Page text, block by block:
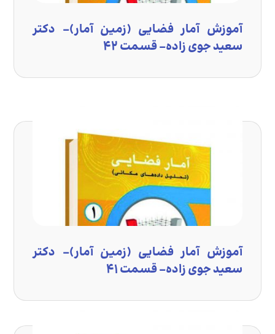
آموزش آمار فضایی (زمین آمار)- دکتر
سعید جوی زاده- قسمت ۴۲
آموزش آمار فضایی (زمین آمار)- دکتر
سعید جوی زاده- قسمت ۴۱